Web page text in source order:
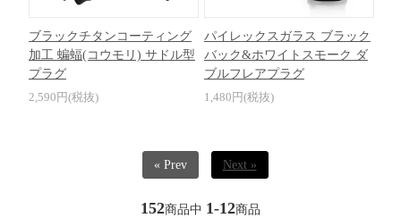
ブラックチタンコーティング
加工 蝙蝠(コウモリ) サドル型
プラグ
2,590円(税抜)
パイレックスガラス ブラック
バック&ホワイトスモーク ダ
ブルフレアプラグ
1,480円(税抜)
« Prev Next »
152商品中 1-12商品